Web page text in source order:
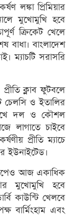
লঙ্কা প্রিমিয়ার
মুখোমুখি হবে
ক্রিকেট খেলে
বাধা। বাংলাদেশ
ম্যাচটি সরাসরি
ক্লাব ফুটবলে
চেলসি ও ইতালির
দল ও কৌশল
লাগাতে চাইবে
প্রীতি ম্যাচে
ইউনাইটেড।
আজ একাধিক
মুখোমুখি হবে
কাউন্টি খেলবে
বার্মিংহাম এবং